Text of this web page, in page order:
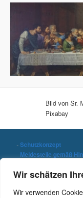
Wir schätzen
Wir verwenden
Bild von Sr.
Pixabay
-Schutzkonzept
- Meldestelle gemäß
-Impressum
Stichwort suchen